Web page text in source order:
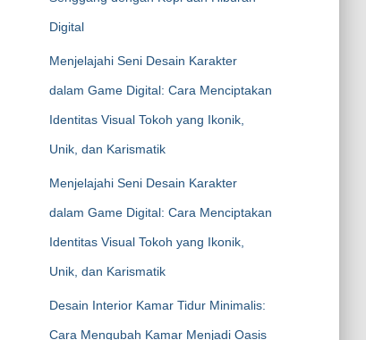
Digital
Menjelajahi Seni Desain Karakter
dalam Game Digital: Cara Menciptakan
Identitas Visual Tokoh yang Ikonik,
Unik, dan Karismatik
Menjelajahi Seni Desain Karakter
dalam Game Digital: Cara Menciptakan
Identitas Visual Tokoh yang Ikonik,
Unik, dan Karismatik
Desain Interior Kamar Tidur Minimalis:
Cara Mengubah Kamar Menjadi Oasis